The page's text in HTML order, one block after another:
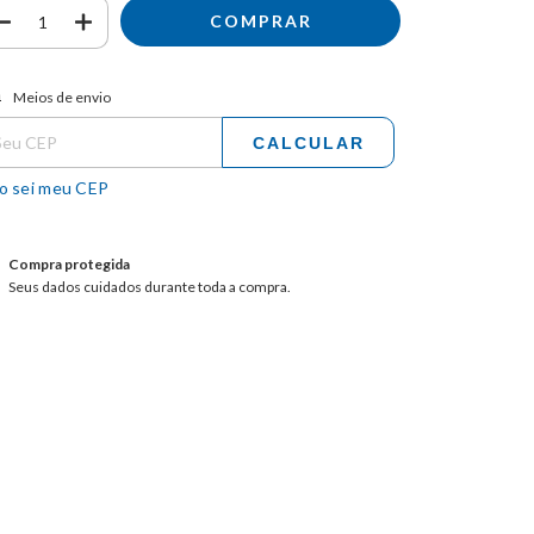
para o CEP:
Meios de envio
CALCULAR
sei meu CEP
Compra protegida
Seus dados cuidados durante toda a compra.